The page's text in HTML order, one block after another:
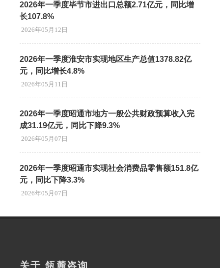
2026年一季度毕节市进出口总额2.71亿元，同比增
长107.8%
2026年05月12日
2026年一季度淮安市实现地区生产总值1378.82亿
元，同比增长4.8%
2026年05月11日
2026年一季度昭通市地方一般公共财政预算收入完
成31.19亿元，同比下降9.3%
2026年05月07日
2026年一季度昭通市实现社会消费品零售额151.8亿
元，同比下降3.3%
2026年05月07日
关于 瓴麓咨询